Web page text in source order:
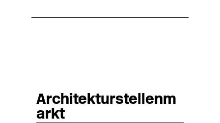
Architekturstellenm
arkt